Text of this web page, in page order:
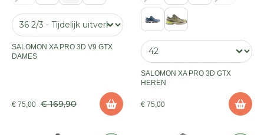
SALOMON XA PRO 3D V9 GTX
DAMES
€ 75,00 € 169,90
SALOMON XA PRO 3D GTX
HEREN
€ 75,00